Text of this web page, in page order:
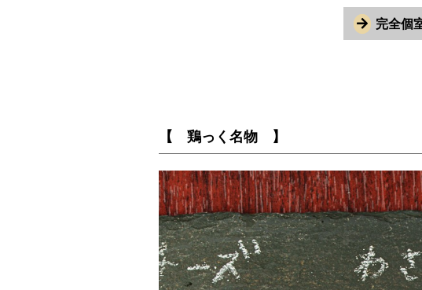
完全個
【 鶏っく名物 】